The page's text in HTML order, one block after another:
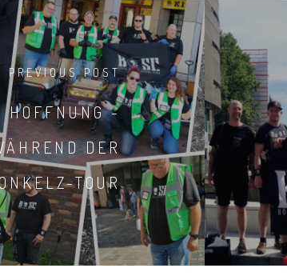
PREVIOUS POST
HOFFNUNG -
DER
TOUR